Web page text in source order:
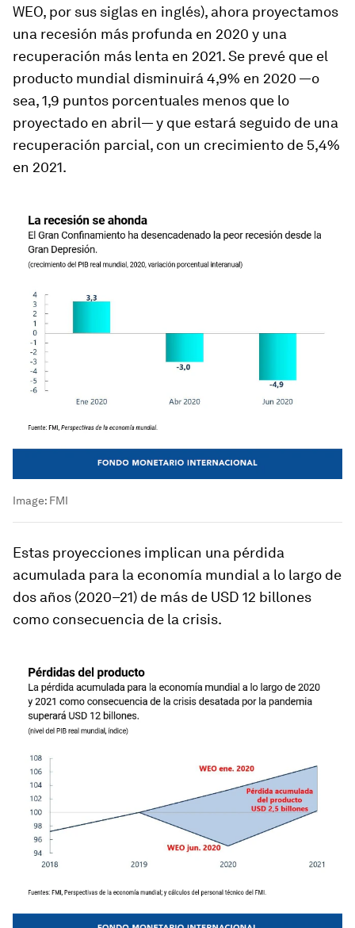
WEO, por sus siglas en inglés), ahora proyectamos
una recesión más profunda en 2020 y una
recuperación más lenta en 2021. Se prevé que el
producto mundial disminuirá 4,9% en 2020 —o
sea, 1,9 puntos porcentuales menos que lo
proyectado en abril— y que estará seguido de una
recuperación parcial, con un crecimiento de 5,4%
en 2021.
Image: FMI
Estas proyecciones implican una pérdida
acumulada para la economía mundial a lo largo de
dos años (2020–21) de más de USD 12 billones
como consecuencia de la crisis.